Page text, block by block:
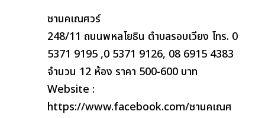
ชานคเณศวร์
248/11 ถนนพหลโยธิน ตำบลรอบเวียง โทร. 0
5371 9195 ,0 5371 9126, 08 6915 4383
จำนวน 12 ห้อง ราคา 500-600 บาท
Website :
https://www.facebook.com/ชานคเณศ